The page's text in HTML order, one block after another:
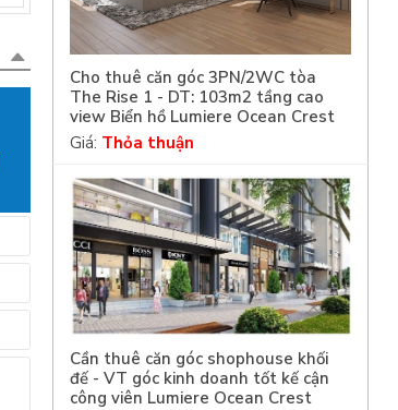
Cho thuê căn góc 3PN/2WC tòa
The Rise 1 - DT: 103m2 tầng cao
view Biển hồ Lumiere Ocean Crest
Giá: Thỏa thuận
Cần thuê căn góc shophouse khối
đế - VT góc kinh doanh tốt kế cận
công viên Lumiere Ocean Crest